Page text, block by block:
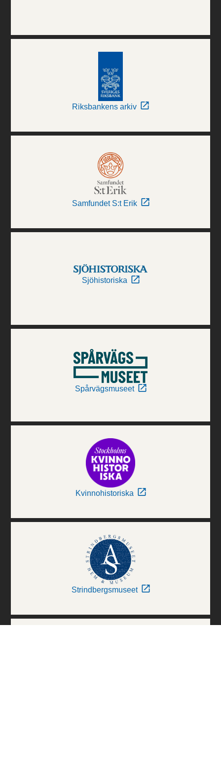
Riksbankens arkiv
Samfundet S:t Erik
Sjöhistoriska
Spårvägsmuseet
Kvinnohistoriska
Strindbergsmuseet